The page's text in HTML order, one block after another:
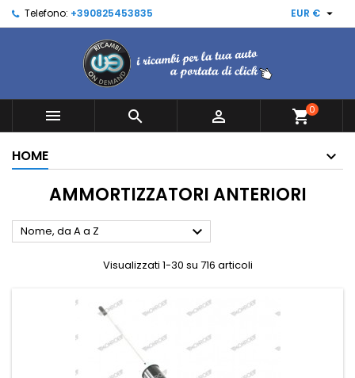
Telefono: +390825453835 EUR € 
   shopping_cart0
HOME
AMMORTIZZATORI ANTERIORI
Nome, da A a Z 
Visualizzati 1-30 su 716 articoli